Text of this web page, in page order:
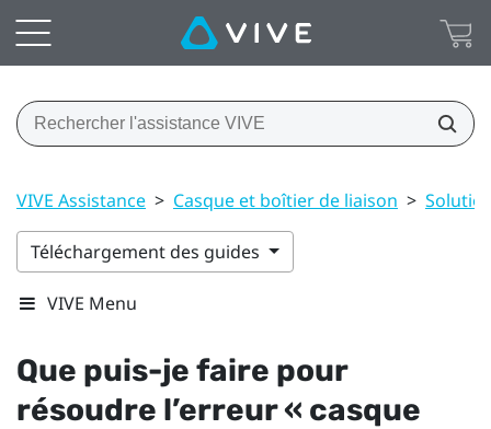
VIVE Assistance > Casque et boîtier de liaison >
Téléchargement des guides
VIVE Menu
Que puis-je faire pour
résoudre l’erreur « casque